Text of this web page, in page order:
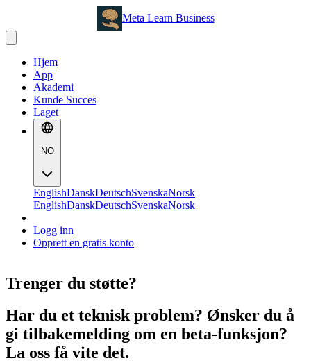
Meta Learn Business
Hjem
App
Akademi
Kunde Succes
Laget
NO
EnglishDanskDeutschSvenskaNorsk
EnglishDanskDeutschSvenskaNorsk
Logg inn
Opprett en gratis konto
Trenger du støtte?
Har du et teknisk problem? Ønsker du å
gi tilbakemelding om en beta-funksjon?
La oss få vite det.